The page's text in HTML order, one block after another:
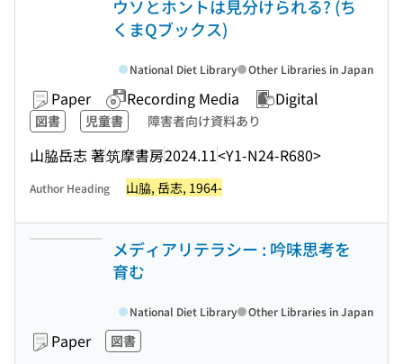
ウソとホントは見分けられる? (ち
くまQブックス)
Paper Recording Media Digital
図書 児童書 障害者向け資料あり
山脇岳志 著筑摩書房2024.11<Y1-N24-R680>
National Diet Library Other Libraries in Japan
Author Heading 山脇, 岳志, 1964-
メディアリテラシー : 吟味思考を
育む
Paper 図書
National Diet Library Other Libraries in Japan